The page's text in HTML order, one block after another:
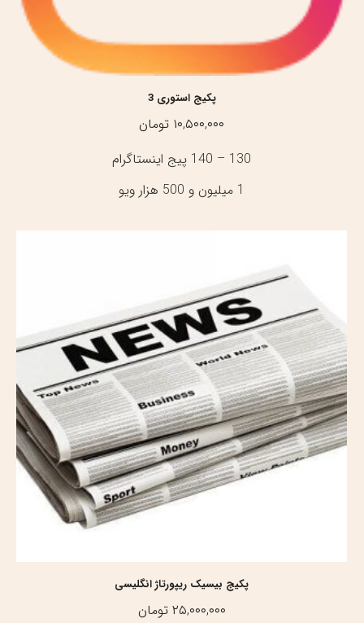
پکیج استوری 3
۱۰,۵۰۰,۰۰۰ تومان
130 – 140 پیج اینستاگرام
1 میلیون و 500 هزار ویو
پکیج بیسیک ریپورتاژ انگلیسی
۲۵,۰۰۰,۰۰۰ تومان